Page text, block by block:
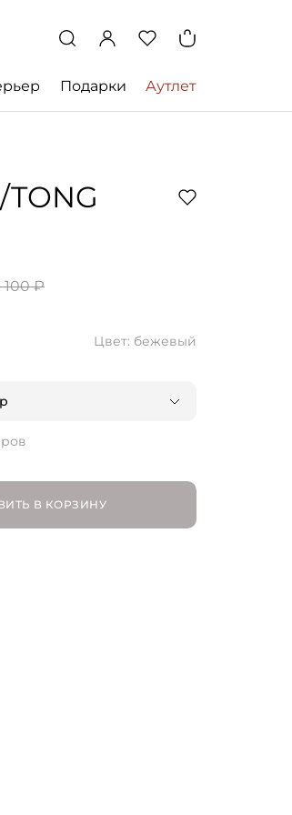
Подарки Аутлет
100 ₽
Цвет: бежевый
В КОРЗИНУ